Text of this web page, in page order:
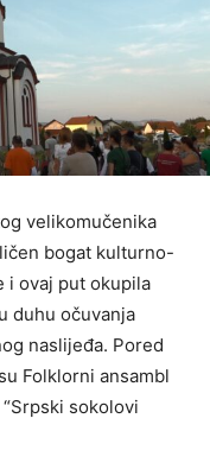
velikomučenika
bogat kulturno-
i ovaj put okupila
duhu očuvanja
naslijeđa. Pored
Folklorni ansambl
sokolovi